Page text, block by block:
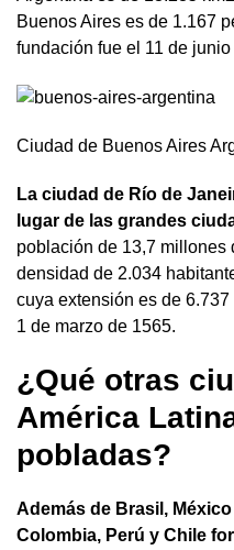
Buenos Aires es de 1.167
fundación fue el 11 de junio
Ciudad de Buenos Aires
La ciudad de Río de
lugar de las grandes
población de 13,7 millones
densidad de 2.034
cuya extensión es de
1 de marzo de 1565.
¿Qué otras
América
pobladas?
Además de Brasil,
Colombia, Perú y Chile